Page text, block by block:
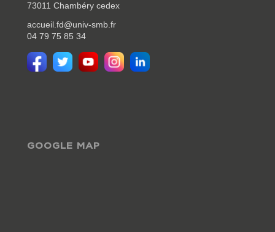
73011 Chambéry cedex
accueil.fd@univ-smb.fr
04 79 75 85 34
GOOGLE MAP